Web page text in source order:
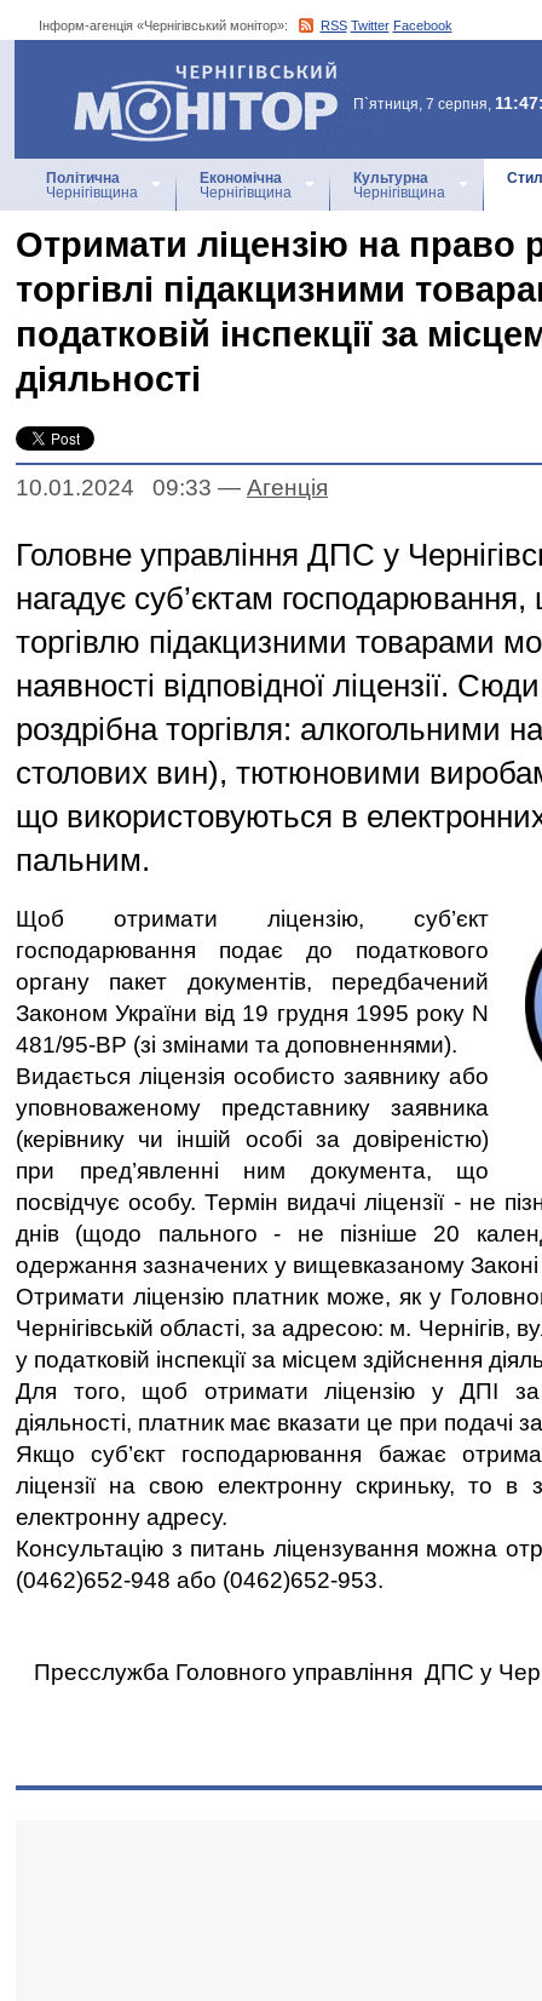
Інформ-агенція «Чернігівський монітор»: RSS Twitter Facebook
Інформ-агенція
«Чернігівський монітор»
П`ятниця, 7 серпня,
Політична
Чернігівщина
Економічна
Чернігівщина
Культурна
Чернігівщина
Отримати ліцензію на право
торгівлі підакцизними
податковій інспекції за
діяльності
10.01.2024 09:33 — Агенцiя
Головне управління ДПС у
нагадує суб’єктам
торгівлю підакцизними товарами
наявності відповідної ліцензії.
роздрібна торгівля: алкогольними
столових вин), тютюновими
що використовуються в
пальним.
Щоб отримати ліцензію, суб’єкт
господарювання подає до податкового
органу пакет документів, передбачений
Законом України від 19 грудня 1995 року N
481/95-BP (зі змінами та доповненнями).
Видається ліцензія особисто заявнику або
уповноваженому представнику заявника
(керівнику чи іншій особі за довіреністю)
при пред’явленні ним документа, що
посвідчує особу. Термін видачі ліцензії - не
днів (щодо пального - не пізніше 20
одержання зазначених у вищевказаному Законі
Отримати ліцензію платник може, як у
Чернігівській області, за адресою: м. Чернігів,
у податковій інспекції за місцем здійснення
Для того, щоб отримати ліцензію у ДПІ за
діяльності, платник має вказати це при подачі
Якщо суб’єкт господарювання бажає
ліцензії на свою електронну скриньку, то в
електронну адресу.
Консультацію з питань ліцензування можна
(0462)652-948 або (0462)652-953.
Пресслужба Головного управління ДПС у